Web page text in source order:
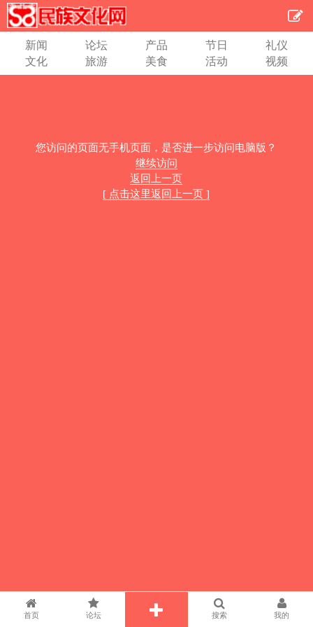
新闻 论坛 产品 节日
礼仪
文化
旅游 美食 活动 视频
您访问的页面无手机页面，是否进一步访问电脑版？
继续访问
返回上一页
[ 点击这里返回上一页 ]
首页 论坛 搜索 我的